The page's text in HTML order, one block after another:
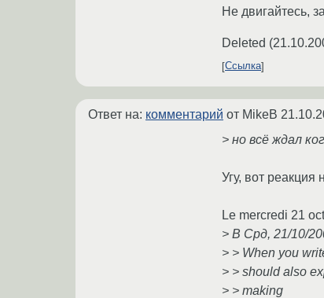
Не двигайтесь,
Deleted (
Ссылка
Ответ на: комментарий от MikeB
> но всё ждал
Угу, вот реакция
Le mercredi 21
> В Срд, 21/10/
> > When you
> > should also
> > making